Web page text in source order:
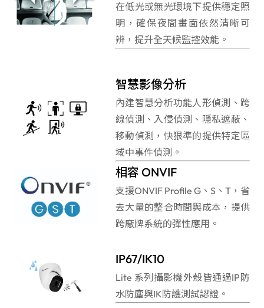
在低光或無光環境下提供穩定照
明，確保夜間畫面依然清晰可
辨，提升全天候監控效能。
智慧影像分析
內建智慧分析功能人形偵測、跨
線偵測、入侵偵測、隱私遮蔽、
移動偵測，快狠準的提供特定區
域中事件偵測。
相容 ONVIF
支援ONVIF Profile G、S、T，省
去大量的整合時間與成本，提供
跨廠牌系統的彈性應用。
IP67/IK10
Lite 系列攝影機外殼皆通過IP防
水防塵與IK防護測試認證。